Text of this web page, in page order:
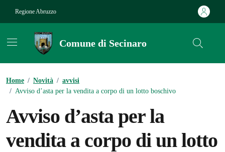
Regione Abruzzo
Comune di Secinaro
Home / Novità / avvisi
/ Avviso d’asta per la vendita a corpo di un lotto boschivo
Avviso d’asta per la
vendita a corpo di un lotto